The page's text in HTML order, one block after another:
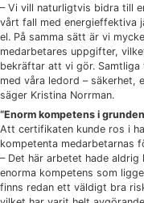
– Vi vill naturligtvis bidra till
vårt fall med energieffektiva
el. På samma sätt är vi
medarbetares uppgifter,
bekräftar att vi gör.
med våra ledord – säkerhet,
säger Kristina Norrman.
“Enorm kompetens i
Att certifikaten kunde ros i
kompetenta medarbetarnas
– Det här arbetet hade
enorma kompetens som
finns redan ett väldigt bra